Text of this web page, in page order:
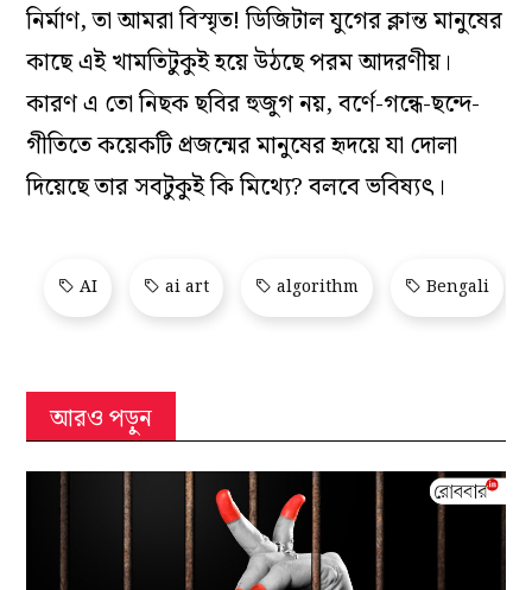
নির্মাণ, তা আমরা বিস্মৃত! ডিজিটাল যুগের ক্লান্ত মানুষের
কাছে এই খামতিটুকুই হয়ে উঠছে পরম আদরণীয়।
কারণ এ তো নিছক ছবির হুজুগ নয়, বর্ণে-গন্ধে-ছন্দে-
গীতিতে কয়েকটি প্রজন্মের মানুষের হৃদয়ে যা দোলা
দিয়েছে তার সবটুকুই কি মিথ্যে? বলবে ভবিষ্যৎ।
AI ai art algorithm Bengali
আরও পড়ুন